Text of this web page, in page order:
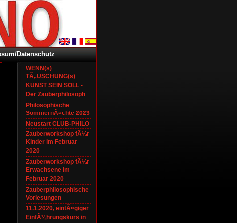
Datenschutz
WENN(s)
TÃ„USCHUNG(s)
KUNST SEIN SOLL -
Der Zauberphilosoph
Philosophische
SommernÃ¤chte 2023
Neustart CLUB-PHILO
Zauberworkshop fÃ¼r
Kinder im Februar
2020
Zauberworkshop fÃ¼r
Erwachsene im
Februar 2020
Zauberphilosophische
Vorlesungen
11.1.2020, eintÃ¤giger
EinfÃ¼hrungskurs in